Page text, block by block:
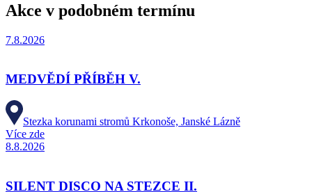
Akce v podobném termínu
7.8.2026
MEDVĚDÍ PŘÍBĚH V.
Stezka korunami stromů Krkonoše, Janské Lázně
Více zde
8.8.2026
SILENT DISCO NA STEZCE II.